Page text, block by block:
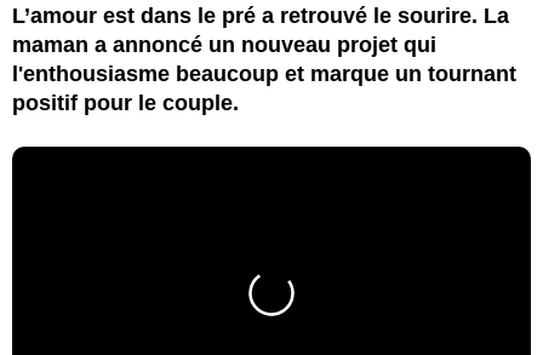
L’amour est dans le pré a retrouvé le sourire. La
maman a annoncé un nouveau projet qui
l'enthousiasme beaucoup et marque un tournant
positif pour le couple.